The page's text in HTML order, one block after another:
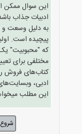
این سوال ممکن
ادبیات جذاب
به دلیل وسعت
پیچیده است.
که "محبوبیت"
مختلفی برای
کتاب‌های فروش
ادبی،
این مطلب
شروع